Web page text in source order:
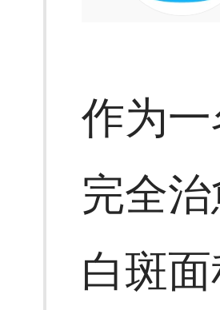
作为
完全
白斑